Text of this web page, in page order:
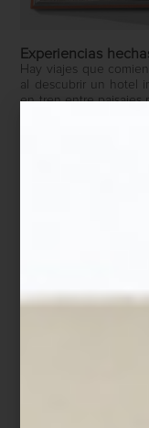
Experiencias
Hay viajes que
al descubrir un hotel
en tren entre paisajes